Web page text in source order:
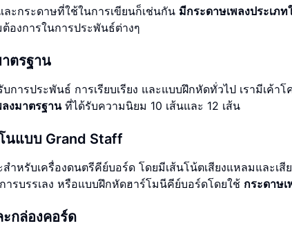
ะกระดาษที่ใช้ในการเขียนก็เช่นกัน มีกระดาษเพลงประเภท
องการในการประพันธ์ต่างๆ
ตรฐาน
การประพันธ์ การเรียบเรียง และแบบฝึกหัดทั่วไป เรามีเค้
งมาตรฐานที่ได้รับความนิยม 10 เส้นและ 12 เส้น
นแบบ Grand Staff
ำหรับเครื่องดนตรีคีย์บอร์ด โดยมีเส้นโน้ตเสียงแหลมและเ
การบรรเลง หรือแบบฝึกหัดฮาร์โมนีคีย์บอร์ดโดยใช้ กระดาษเ
กล่องคอร์ด